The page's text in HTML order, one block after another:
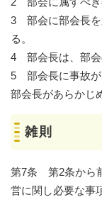
3 部会に部会長を
る。
4 部会長は、部会
5 部会長に事故が
部会長があらかじ
雑則
第7条 第2条から
営に関し必要な事